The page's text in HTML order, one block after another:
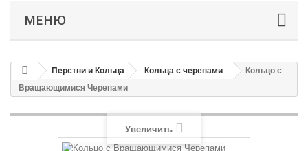
МЕНЮ
Перстни и Кольца Кольца с черепами
Кольцо с
Вращающимися Черепами
Увеличить